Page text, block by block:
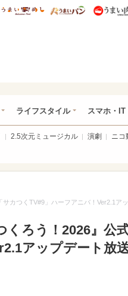
研 ディズニー特集
mimot. うまいめし うまいパ
ライフスタイル スマホ・IT
2.5次元ミュージカル 演劇 ニコ
カつくTV#9」ハーフアニバ！Ver2.1ア
くろう！2026』公
アップデート放